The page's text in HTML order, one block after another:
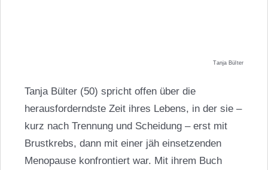
Tanja Bülter
Tanja Bülter (50) spricht offen über die
herausforderndste Zeit ihres Lebens, in der sie –
kurz nach Trennung und Scheidung – erst mit
Brustkrebs, dann mit einer jäh einsetzenden
Menopause konfrontiert war. Mit ihrem Buch